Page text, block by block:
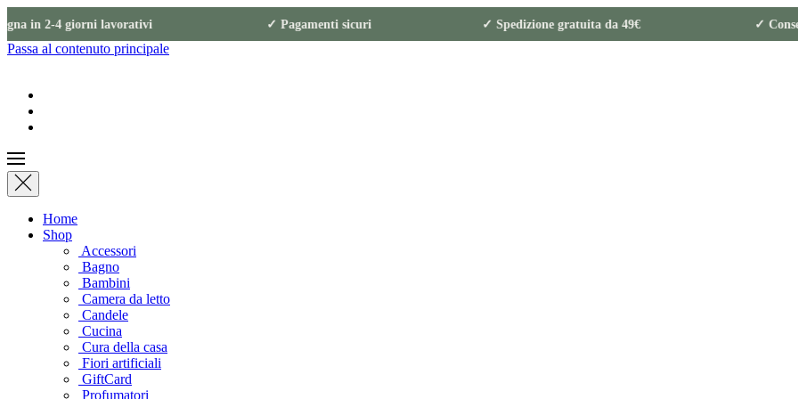
in 2-4 giorni lavorativi ✓ Pagamenti sicuri ✓ Spedizione gratuita da 49€ ✓
Passa al contenuto principale
Home
Shop
Accessori
Bagno
Bambini
Camera da letto
Candele
Cucina
Cura della casa
Fiori artificiali
GiftCard
Profumatori